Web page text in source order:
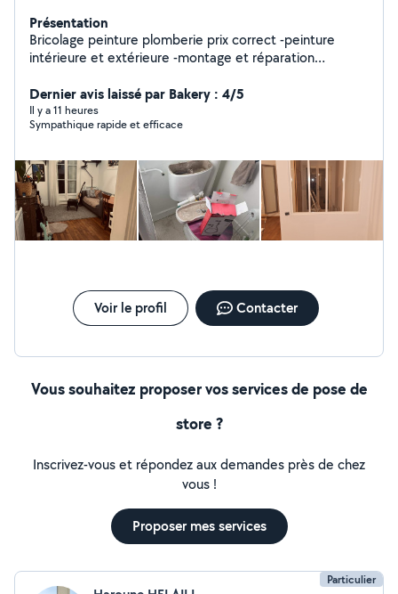
Présentation
Bricolage peinture plomberie prix correct -peinture
intérieure et extérieure -montage et réparation
installation et débouchage Wc-chasse d'eau-douche-
baignoire-évier cuisine -lavabo-vasque-meuble évier-
alimentation machine à laver-ballon d'eau chaude-
montage balançoire.....etc
Dernier avis laissé par Bakery : 4/5
Il y a 11 heures
Sympathique rapide et efficace
Voir le profil Contacter
Vous souhaitez proposer vos services de pose de
store ?
Inscrivez-vous et répondez aux demandes près de chez
vous !
Proposer mes services
Particulier